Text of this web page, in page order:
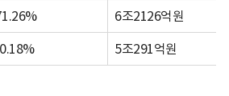
6조2126억원
5조291억원